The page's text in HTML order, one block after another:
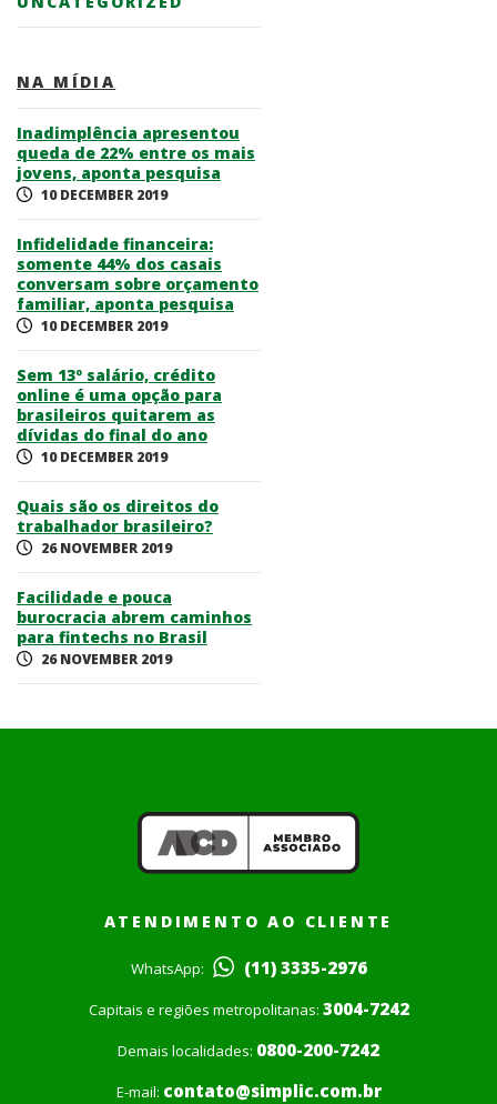
NA MÍDIA
Inadimplência apresentou
queda de 22% entre os mais
jovens, aponta pesquisa
10 DECEMBER 2019
Infidelidade financeira:
somente 44% dos casais
conversam sobre orçamento
familiar, aponta pesquisa
10 DECEMBER 2019
Sem 13º salário, crédito
online é uma opção para
brasileiros quitarem as
dívidas do final do ano
10 DECEMBER 2019
Quais são os direitos do
trabalhador brasileiro?
26 NOVEMBER 2019
Facilidade e pouca
burocracia abrem caminhos
para fintechs no Brasil
26 NOVEMBER 2019
ATENDIMENTO AO CLIENTE
WhatsApp: (11) 3335-2976
Capitais e regiões metropolitanas: 3004-7242
Demais localidades: 0800-200-7242
E-mail: contato@simplic.com.br